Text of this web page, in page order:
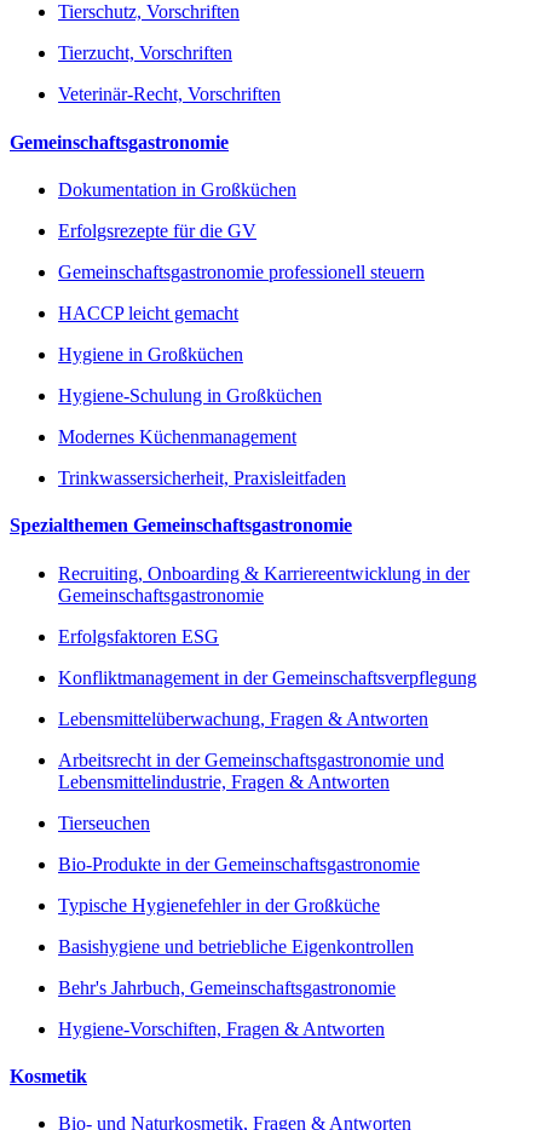
Tierschutz, Vorschriften
Tierzucht, Vorschriften
Veterinär-Recht, Vorschriften
Gemeinschaftsgastronomie
Dokumentation in Großküchen
Erfolgsrezepte für die GV
Gemeinschaftsgastronomie professionell steuern
HACCP leicht gemacht
Hygiene in Großküchen
Hygiene-Schulung in Großküchen
Modernes Küchenmanagement
Trinkwassersicherheit, Praxisleitfaden
Spezialthemen Gemeinschaftsgastronomie
Recruiting, Onboarding & Karriereentwicklung in der
Gemeinschaftsgastronomie
Erfolgsfaktoren ESG
Konfliktmanagement in der Gemeinschaftsverpflegung
Lebensmittelüberwachung, Fragen & Antworten
Arbeitsrecht in der Gemeinschaftsgastronomie und
Lebensmittelindustrie, Fragen & Antworten
Tierseuchen
Bio-Produkte in der Gemeinschaftsgastronomie
Typische Hygienefehler in der Großküche
Basishygiene und betriebliche Eigenkontrollen
Behr's Jahrbuch, Gemeinschaftsgastronomie
Hygiene-Vorschiften, Fragen & Antworten
Kosmetik
Bio- und Naturkosmetik, Fragen & Antworten